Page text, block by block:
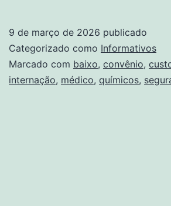
9 de março de 2026 publicado
Categorizado como Informativos
Marcado com baixo, convênio,
internação, médico, químicos,